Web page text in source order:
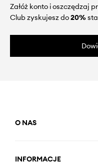
Załóż konto i oszczędzaj
Club zyskujesz do20%
O NAS
INFORMACJE